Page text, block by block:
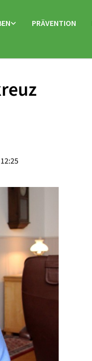
PRÄVENTION